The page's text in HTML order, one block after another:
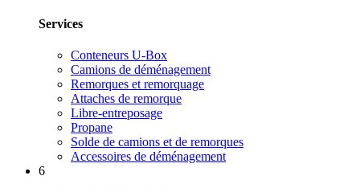
Services
Conteneurs U-Box
Camions de déménagement
Remorques et remorquage
Attaches de remorque
Libre-entreposage
Propane
Solde de camions et de remorques
Accessoires de déménagement
6